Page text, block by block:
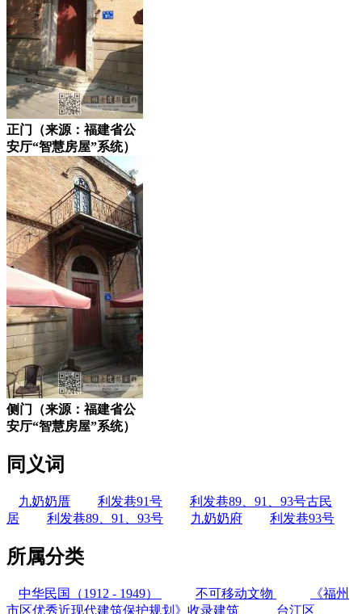
正门（来源：福建省公
安厅“智慧房屋”系统）
侧门（来源：福建省公
安厅“智慧房屋”系统）
同义词
九奶奶厝 利发巷91号
利发巷89、91、93号古民
居
利发巷89、91、93号 九奶奶府 利发巷93号
所属分类
中华民国（1912 - 1949） 不可移动文物
《福州
市区优秀近现代建筑保护规划》收录建筑
台江区